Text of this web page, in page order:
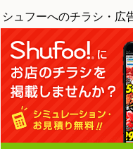
シュフーへのチラシ・広